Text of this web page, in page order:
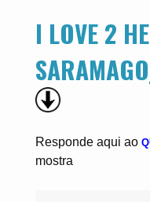
I LOVE 2
Responde aqui ao
mostra